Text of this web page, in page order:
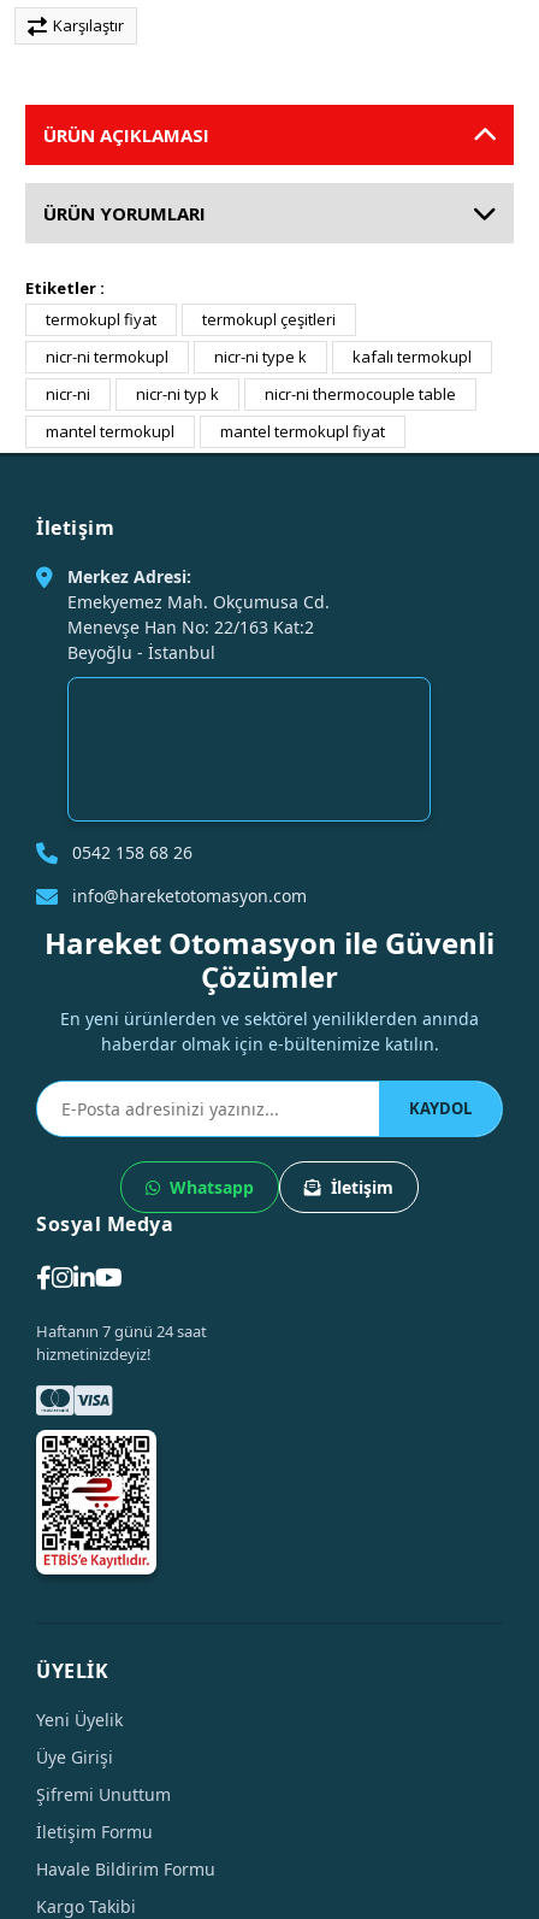
Karşılaştır
ÜRÜN AÇIKLAMASI
ÜRÜN YORUMLARI
Etiketler :
termokupl fiyat
termokupl çeşitleri
nicr-ni termokupl
nicr-ni type k
kafalı termokupl
nicr-ni
nicr-ni typ k
nicr-ni thermocouple table
mantel termokupl
mantel termokupl fiyat
İletişim
Merkez Adresi:
Emekyemez Mah. Okçumusa Cd.
Menevşe Han No: 22/163 Kat:2
Beyoğlu - İstanbul
0542 158 68 26
info@hareketotomasyon.com
Hareket Otomasyon ile Güvenli
Çözümler
En yeni ürünlerden ve sektörel yeniliklerden anında
haberdar olmak için e-bültenimize katılın.
KAYDOL
Whatsapp İletişim
Sosyal Medya
Haftanın 7 günü 24 saat
hizmetinizdeyiz!
ÜYELİK
Yeni Üyelik
Üye Girişi
Şifremi Unuttum
İletişim Formu
Havale Bildirim Formu
Kargo Takibi